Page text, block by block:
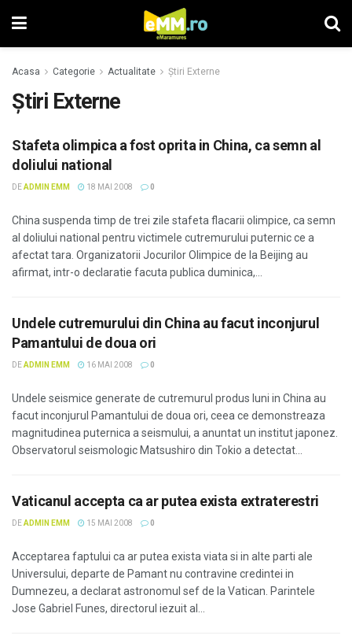
Acasa Categorie Actualitate Știri Externe
Știri Externe
Stafeta olimpica a fost oprita in China, ca semn al
doliului national
DEADMIN EMM 18 MAI 2008 0
China suspenda timp de trei zile stafeta flacarii olimpice, ca semn
al doliului national pentru victimele cutremurului puternic ce a
afectat tara. Organizatorii Jocurilor Olimpice de la Beijing au
afirmat, intr-o declaratie facuta publica duminica,...
Undele cutremurului din China au facut inconjurul
Pamantului de doua ori
DEADMIN EMM 16 MAI 2008 0
Undele seismice generate de cutremurul produs luni in China au
facut inconjurul Pamantului de doua ori, ceea ce demonstreaza
magnitudinea puternica a seismului, a anuntat un institut japonez.
Observatorul seismologic Matsushiro din Tokio a detectat...
Vaticanul accepta ca ar putea exista extraterestri
DEADMIN EMM 15 MAI 2008 0
Acceptarea faptului ca ar putea exista viata si in alte parti ale
Universului, departe de Pamant nu contravine credintei in
Dumnezeu, a declarat astronomul sef de la Vatican. Parintele
Jose Gabriel Funes, directorul iezuit al...